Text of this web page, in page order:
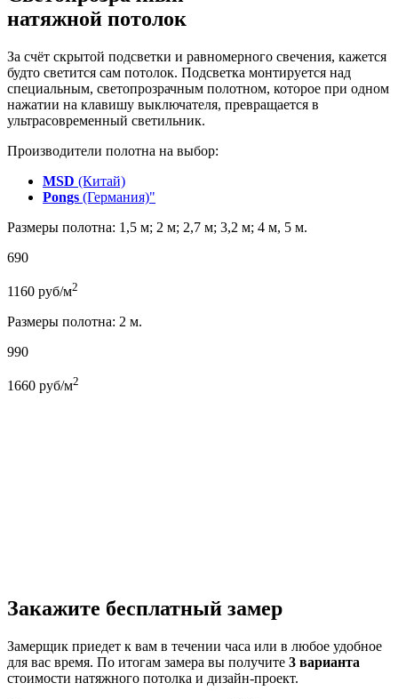
натяжной потолок
За счёт скрытой подсветки и равномерного свечения, кажется
будто светится сам потолок. Подсветка монтируется над
специальным, светопрозрачным полотном, которое при одном
нажатии на клавишу выключателя, превращается в
ультрасовременный светильник.
Производители полотна на выбор:
MSD (Китай)
Pongs (Германия)"
Размеры полотна: 1,5 м; 2 м; 2,7 м; 3,2 м; 4 м, 5 м.
690
1160 руб/м2
Размеры полотна: 2 м.
990
1660 руб/м2
Закажите бесплатный замер
Замерщик приедет к вам в течении часа или в любое удобное
для вас время. По итогам замера вы получите 3 варианта
стоимости натяжного потолка и дизайн-проект.